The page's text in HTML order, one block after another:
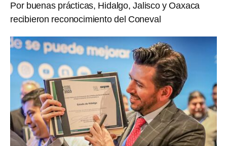
Por buenas prácticas, Hidalgo, Jalisco y Oaxaca
recibieron reconocimiento del Coneval